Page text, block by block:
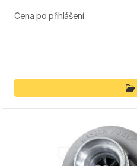
Cena po přihlášení